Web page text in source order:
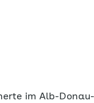
im Alb-